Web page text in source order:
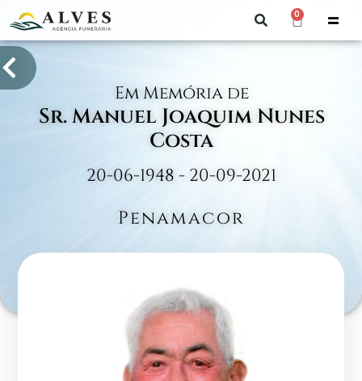
0
Em Memória de
Sr. Manuel Joaquim Nunes
Costa
20-06-1948 - 20-09-2021
Penamacor